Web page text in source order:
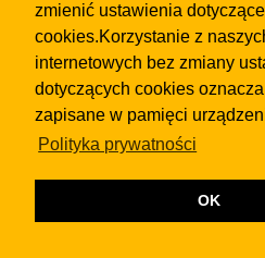
zmienić ustawienia dotyczące
cookies.Korzystanie z
internetowych bez zmiany
dotyczących cookies
zapisane w pamięci
Polityka prywatności
OK
Strefa dla
Biura
Dealerzy i
Skontaktuj
regulaminui
Klauzula
© 2026Wydawnictwo NEON sp. z o.o. (dawniej:
KRAWCZYK s.c.) z siedzibą w Olkuszu,